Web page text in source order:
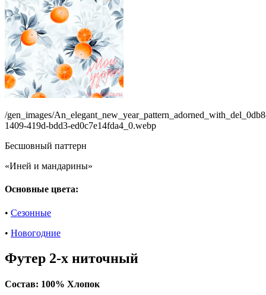
/gen_images/
1409-419d-bdd3-ed0c7e14fda4_0.webp
Бесшовный паттерн
«Иней и мандарины»
Основные цвета:
• Сезонные
• Новогодние
Футер 2-х ниточный
Состав: 100% Хлопок